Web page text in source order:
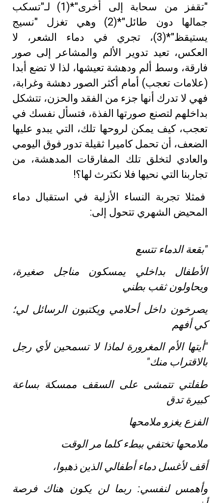
"تقفز من سحابة إلى أخرى"*(1) لـ"تسكب
جمالها دون طائل"*(2) وهي تغزل "نسيج
يستيقظ"*(3)، تجري في دماء الشعر، لا
العكس، تعيد تدوير الألم والمشاعر إلى صور
فارقة، وسط ألم ودهشة تعيشها، لذا لا تضع أبدا
(علامات تعجب) أمام أكثر الصور دهشة وغرابة،
فهي لا تدرك أنها جزء من الفقد والحزن، تتشكل
بداخلهم لتصنع صورتها الفذة، فتسأل نفسك في
تعجب، كيف يمكن لروحها تلك، التي يبدو عليها
الضعف، أن تحمل كاميرا ثقيلة تدور فوق اليومي
والعادي لتخلق تلك المفارقات المدهشة، من
تجاربنا التي نحيها فلا نكترث لها؟!
فمثلا تجربة النساء الأزلية في استقبال دماء
المحيض الشهري تتحول إلى:
"بقعة الدماء تتسع
الأطفال بداخلي يمسكون مناجل صغيرة،
ويحاولون ثقب بطني
يصرخون داخل أحلامي ويكتبون الرسائل لي؛
كي أفهم
"أيتها الأم المغرورة لماذا لا تسمحين لأي رجل
بالاقتراب منك"
طفلتي تتمشى على السقف ممسكة بساعة
كبيرة تدق
الفزع يغزو ملامحها
ملامحها تختفي ببطء كلما مر الوقت
أقف لأغسل دماء أطفالي الذين ذهبوا،
وأهمس لنفسي: ربما لن يكون هناك فرصة